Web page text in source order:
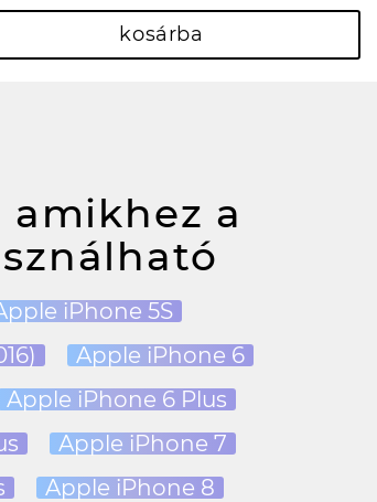
kosárba
amikhez a
iPhone 5S
Apple iPhone 6
Apple iPhone 6 Plus
Apple iPhone 7
Apple iPhone 8